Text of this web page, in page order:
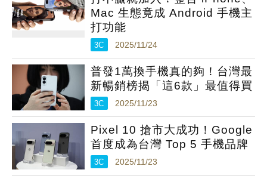
Mac 生態竟成 Android 手機主
打功能
3C 2025/11/24
普發1萬換手機真的夠！台灣最
新暢銷榜揭「這6款」最值得買
3C 2025/11/23
Pixel 10 搶市大成功！Google
首度成為台灣 Top 5 手機品牌
3C 2025/11/23